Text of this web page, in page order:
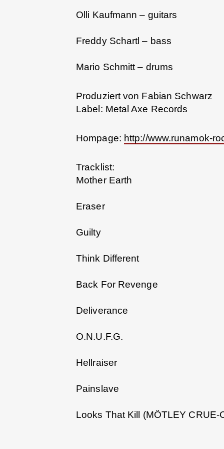
Olli Kaufmann – guitars
Freddy Schartl – bass
Mario Schmitt – drums
Produziert von Fabian Schwarz
Label: Metal Axe Records
Hompage: http://www.runamok-
Tracklist:
Mother Earth
Eraser
Guilty
Think Different
Back For Revenge
Deliverance
O.N.U.F.G.
Hellraiser
Painslave
Looks That Kill (MÖTLEY CRUE-